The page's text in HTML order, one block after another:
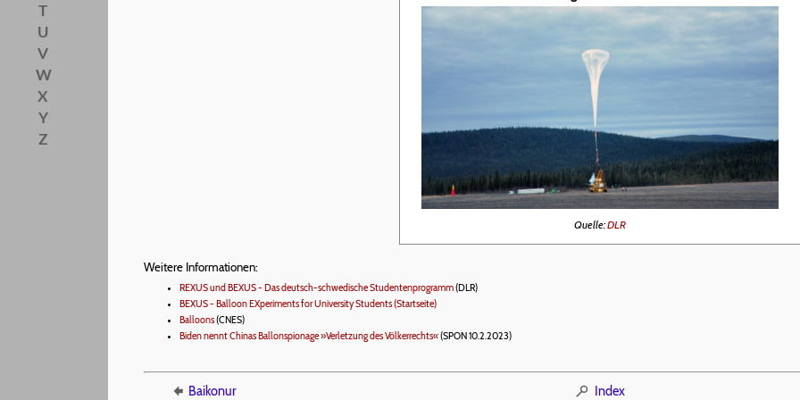
T
U
V
W
X
Y
Z
Quelle:DLR
Weitere Informationen:
REXUS und BEXUS - Das deutsch-schwedische Studentenprogramm(DLR)
BEXUS - Balloon EXperiments for University Students (Startseite)
Balloons(CNES)
Biden nennt Chinas Ballonspionage »Verletzung des Völkerrechts«(SPON 10.2.2023)
Baikonur Index